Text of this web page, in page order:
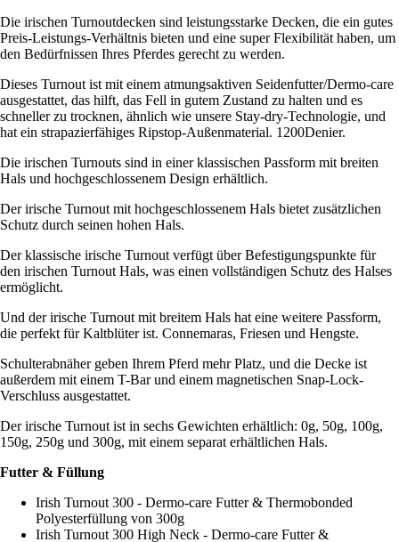
Die irischen Turnoutdecken sind leistungsstarke Decken, die ein gutes
Preis-Leistungs-Verhältnis bieten und eine super Flexibilität haben, um
den Bedürfnissen Ihres Pferdes gerecht zu werden.
Dieses Turnout ist mit einem atmungsaktiven Seidenfutter/Dermo-care
ausgestattet, das hilft, das Fell in gutem Zustand zu halten und es
schneller zu trocknen, ähnlich wie unsere Stay-dry-Technologie, und
hat ein strapazierfähiges Ripstop-Außenmaterial. 1200Denier.
Die irischen Turnouts sind in einer klassischen Passform mit breiten
Hals und hochgeschlossenem Design erhältlich.
Der irische Turnout mit hochgeschlossenem Hals bietet zusätzlichen
Schutz durch seinen hohen Hals.
Der klassische irische Turnout verfügt über Befestigungspunkte für
den irischen Turnout Hals, was einen vollständigen Schutz des Halses
ermöglicht.
Und der irische Turnout mit breitem Hals hat eine weitere Passform,
die perfekt für Kaltblüter ist. Connemaras, Friesen und Hengste.
Schulterabnäher geben Ihrem Pferd mehr Platz, und die Decke ist
außerdem mit einem T-Bar und einem magnetischen Snap-Lock-
Verschluss ausgestattet.
Der irische Turnout ist in sechs Gewichten erhältlich: 0g, 50g, 100g,
150g, 250g und 300g, mit einem separat erhältlichen Hals.
Futter & Füllung
Irish Turnout 300 - Dermo-care Futter & Thermobonded
Polyesterfüllung von 300g
Irish Turnout 300 High Neck - Dermo-care Futter &